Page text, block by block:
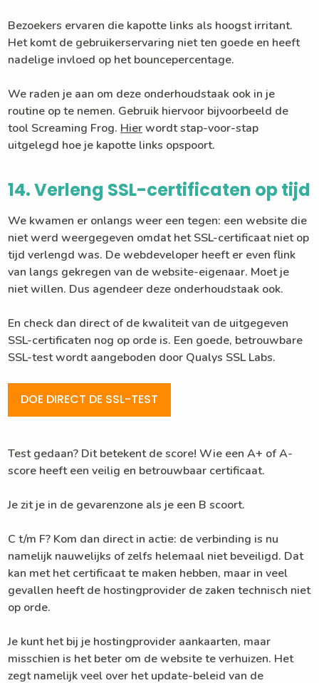
Bezoekers ervaren die kapotte links als hoogst irritant.
Het komt de gebruikerservaring niet ten goede en heeft
nadelige invloed op het bouncepercentage.
We raden je aan om deze onderhoudstaak ook in je
routine op te nemen. Gebruik hiervoor bijvoorbeeld de
tool Screaming Frog. Hierwordt stap-voor-stap
uitgelegd hoe je kapotte links opspoort.
14. Verleng SSL-certificaten op tijd
We kwamen er onlangs weer een tegen: een website die
niet werd weergegeven omdat het SSL-certificaat niet op
tijd verlengd was. De webdeveloper heeft er even flink
van langs gekregen van de website-eigenaar. Moet je
niet willen. Dus agendeer deze onderhoudstaak ook.
En check dan direct of de kwaliteit van de uitgegeven
SSL-certificaten nog op orde is. Een goede, betrouwbare
SSL-test wordt aangeboden door Qualys SSL Labs.
DOE DIRECT DE SSL-TEST
Test gedaan? Dit betekent de score! Wie een A+ of A-
score heeft een veilig en betrouwbaar certificaat.
Je zit je in de gevarenzone als je een B scoort.
C t/m F? Kom dan direct in actie: de verbinding is nu
namelijk nauwelijks of zelfs helemaal niet beveiligd. Dat
kan met het certificaat te maken hebben, maar in veel
gevallen heeft de hostingprovider de zaken technisch niet
op orde.
Je kunt het bij je hostingprovider aankaarten, maar
misschien is het beter om de website te verhuizen. Het
zegt namelijk veel over het update-beleid van de